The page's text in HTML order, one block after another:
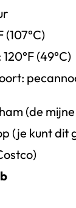
(107°C)
(49°C)
(de
(je kunt dit